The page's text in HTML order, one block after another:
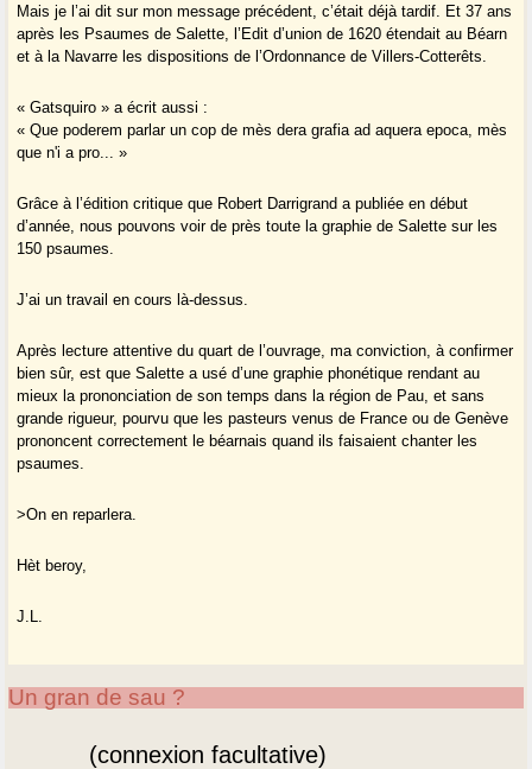
Mais je l’ai dit sur mon message précédent, c’était déjà tardif. Et 37 ans
après les Psaumes de Salette, l’Edit d’union de 1620 étendait au Béarn
et à la Navarre les dispositions de l’Ordonnance de Villers-Cotterêts.
« Gatsquiro » a écrit aussi :
« Que poderem parlar un cop de mès dera grafia ad aquera epoca, mès
que n'i a pro... »
Grâce à l’édition critique que Robert Darrigrand a publiée en début
d’année, nous pouvons voir de près toute la graphie de Salette sur les
150 psaumes.
J’ai un travail en cours là-dessus.
Après lecture attentive du quart de l’ouvrage, ma conviction, à confirmer
bien sûr, est que Salette a usé d’une graphie phonétique rendant au
mieux la prononciation de son temps dans la région de Pau, et sans
grande rigueur, pourvu que les pasteurs venus de France ou de Genève
prononcent correctement le béarnais quand ils faisaient chanter les
psaumes.
>On en reparlera.
Hèt beroy,
J.L.
Un gran de sau ?
(connexion facultative)